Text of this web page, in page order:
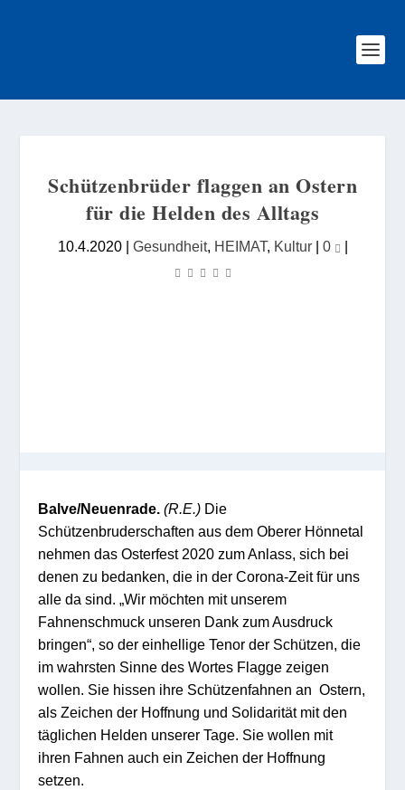
Schützenbrüder flaggen an Ostern
für die Helden des Alltags
10.4.2020| Gesundheit, HEIMAT, Kultur| 0 |
Balve/Neuenrade. (R.E.) Die
Schützenbruderschaften aus dem Oberer Hönnetal
nehmen das Osterfest 2020 zum Anlass, sich bei
denen zu bedanken, die in der Corona-Zeit für uns
alle da sind. „Wir möchten mit unserem
Fahnenschmuck unseren Dank zum Ausdruck
bringen“, so der einhellige Tenor der Schützen, die
im wahrsten Sinne des Wortes Flagge zeigen
wollen. Sie hissen ihre Schützenfahnen an Ostern,
als Zeichen der Hoffnung und Solidarität mit den
täglichen Helden unserer Tage. Sie wollen mit
ihren Fahnen auch ein Zeichen der Hoffnung
setzen.